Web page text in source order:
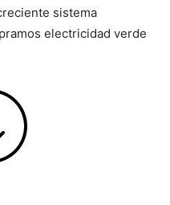
sistema
electricidad verde